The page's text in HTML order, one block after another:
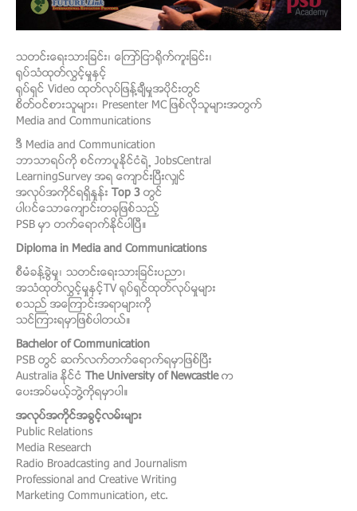
သတင္းေရးသားျခင္း၊ ေၾကာ္ျငာရိုက္ကူးျခင္း၊
ရုပ္သံထုတ္လႊင့္မႈႏွင့္
ရုပ္ရွင္ Video ထုတ္လုပ္ျဖန္႔ခ်ီမႈအပိုင္းတြင္
စိတ္ဝင္စားသူမ်ား၊ Presenter MC ျဖစ္လိုသူမ်ားအတြက္
Media and Communications
ဒီ Media and Communication
ဘာသာရပ္ကို စင္ကာပူႏိုင္ငံရဲ့ JobsCentral
LearningSurvey အရ ေက်ာင္းၿပီးလွ်င္
အလုပ္အကိုင္ရရွိႏႈန္း Top 3 တြင္
ပါ၀င္ေသာေက်ာင္းတခုျဖစ္သည့္
PSB မွာ တက္ေရာက္ႏိုင္ပါၿပီ။
Diploma in Media and Communications
စီမံခန္႔ခြဲမႈ၊ သတင္းေရးသားျခင္းပညာ၊
အသံထုတ္လႊင့္မႈႏွင့္TV ရုပ္ရွင္ထုတ္လုပ္မႈမ်ား
စသည္ အေၾကာင္းအရာမ်ားကို
သင္ၾကားရမွာျဖစ္ပါတယ္။
Bachelor of Communication
PSB တြင္ ဆက္လက္တက္ေရာက္ရမွာျဖစ္ၿပီး
Australia ႏိုင္ငံ The University of Newcastleက
ေပးအပ္မယ့္ဘြဲ႔ကိုရမွာပါ။
အလုပ္အကိုင္အခြင့္လမ္းမ်ား
Public Relations
Media Research
Radio Broadcasting and Journalism
Professional and Creative Writing
Marketing Communication, etc.